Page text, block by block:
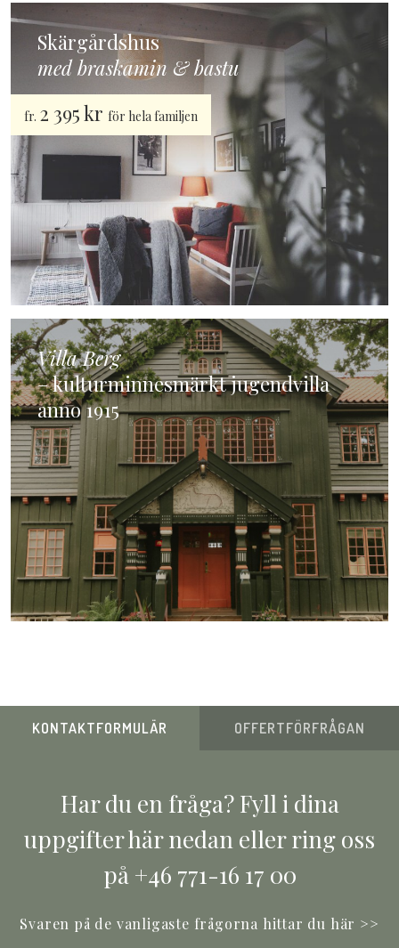
Skärgårdshus
med braskamin & bastu
fr. 2 395 kr för hela familjen
Villa Berg
– kulturminnesmärkt jugendvilla
anno 1915
KONTAKTFORMULÄR OFFERTFÖRFRÅGAN
Har du en fråga? Fyll i dina
uppgifter här nedan eller ring oss
på +46 771-16 17 00
Svaren på de vanligaste frågorna hittar du här >>